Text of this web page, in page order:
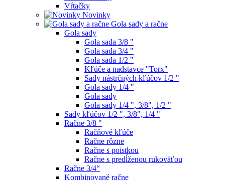
Vŕtačky
Novinky
Gola sady a račne
Gola sady
Gola sada 3/8 "
Gola sada 3/4 "
Gola sada 1/2 "
Kľúče a nadstavce "Torx"
Sady nástrčných kľúčov 1/2 "
Gola sady 1/4 "
Gola sady
Gola sady 1/4 ", 3/8", 1/2 "
Sady kľúčov 1/2 ", 3/8", 1/4 "
Račne 3/8 "
Račňové kľúče
Račne rôzne
Račne s poistkou
Račne s predĺženou rukoväťou
Račne 3/4“
Kombinované račne